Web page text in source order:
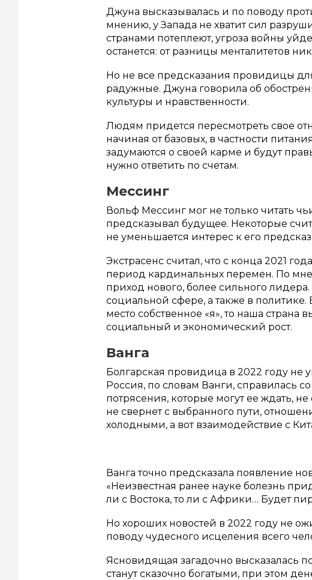
Джуна высказывалась и по поводу
мнению, у Запада не хватит сил
странами потеплеют, угроза войны
останется: от разницы менталитетов
Но не все предсказания провидицы
радужные. Джуна говорила об
культуры и нравственности.
Людям придется пересмотреть свое
начиная от базовых, в частности
задумаются о своей карме и будут
нужно ответить по счетам.
Мессинг
Вольф Мессинг мог не только читать
предсказывал будущее. Некоторые
не уменьшается интерес к его
Экстрасенс считал, что с конца 2021
период кардинальных перемен. По
приход нового, более сильного
социальной сфере, а также в политике.
место собственное «я», то наша страна
социальный и экономический рост.
Ванга
Болгарская провидица в 2022 году не
Россия, по словам Ванги, справилась
потрясения, которые могут ее ждать,
не свернет с выбранного пути,
холодными, а вот взаимодействие с
Ванга точно предсказала появление
«Неизвестная ранее науке болезнь
ли с Востока, то ли с Африки… Будет
Но хороших новостей в 2022 году не
поводу чудесного исцеления всего
Ясновидящая загадочно высказалась
станут сказочно богатыми, при этом